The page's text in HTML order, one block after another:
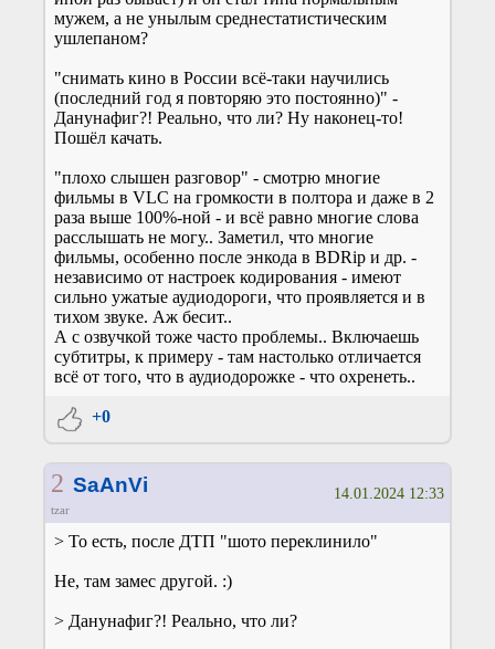
мужем, а не унылым среднестатистическим
ушлепаном?
"снимать кино в России всё-таки научились
(последний год я повторяю это постоянно)" -
Данунафиг?! Реально, что ли? Ну наконец-то!
Пошёл качать.
"плохо слышен разговор" - смотрю многие
фильмы в VLC на громкости в полтора и даже в 2
раза выше 100%-ной - и всё равно многие слова
расслышать не могу.. Заметил, что многие
фильмы, особенно после энкода в BDRip и др. -
независимо от настроек кодирования - имеют
сильно ужатые аудиодороги, что проявляется и в
тихом звуке. Аж бесит..
А с озвучкой тоже часто проблемы.. Включаешь
субтитры, к примеру - там настолько отличается
всё от того, что в аудиодорожке - что охренеть..
+0
2 SaAnVi
tzar
14.01.2024 12:33
> То есть, после ДТП "шото переклинило"
Не, там замес другой. :)
> Данунафиг?! Реально, что ли?